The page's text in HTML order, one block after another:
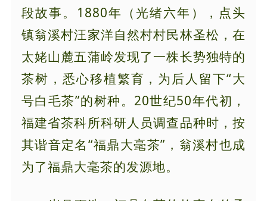
段故事。1880年（光绪六年），点头
镇翁溪村汪家洋自然村村民林圣松，在
太姥山麓五蒲岭发现了一株长势独特的
茶树，悉心移植繁育，为后人留下“大
号白毛茶”的树种。20世纪50年代初，
福建省茶科所科研人员调查品种时，按
其谐音定名“福鼎大毫茶”，翁溪村也成
为了福鼎大毫茶的发源地。